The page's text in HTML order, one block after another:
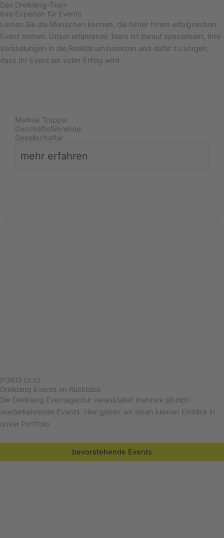
Das Dreiklang-Team
Ihre Experten für Events
Lernen Sie die Menschen kennen, die hinter Ihrem erfolgreichen
Event stehen. Unser erfahrenes Team ist darauf spezialisiert, Ihre
Vorstellungen in die Realität umzusetzen und dafür zu sorgen,
dass Ihr Event ein voller Erfolg wird.
Markus Truppel
Geschäftsführender
Gesellschafter
mehr erfahren
PORTFOLIO
Dreiklang Events im Rückblick
Die Dreiklang Eventagentur veranstaltet mehrere jährlich
wiederkehrende Events. Hier geben wir einen kleinen Einblick in
unser Portfolio.
bevorstehende Events